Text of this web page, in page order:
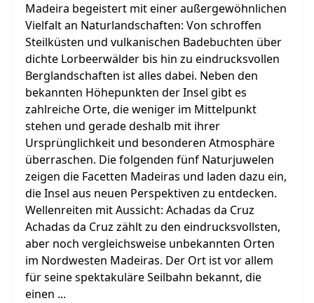
Madeira begeistert mit einer außergewöhnlichen
Vielfalt an Naturlandschaften: Von schroffen
Steilküsten und vulkanischen Badebuchten über
dichte Lorbeerwälder bis hin zu eindrucksvollen
Berglandschaften ist alles dabei. Neben den
bekannten Höhepunkten der Insel gibt es
zahlreiche Orte, die weniger im Mittelpunkt
stehen und gerade deshalb mit ihrer
Ursprünglichkeit und besonderen Atmosphäre
überraschen. Die folgenden fünf Naturjuwelen
zeigen die Facetten Madeiras und laden dazu ein,
die Insel aus neuen Perspektiven zu entdecken.
Wellenreiten mit Aussicht: Achadas da Cruz
Achadas da Cruz zählt zu den eindrucksvollsten,
aber noch vergleichsweise unbekannten Orten
im Nordwesten Madeiras. Der Ort ist vor allem
für seine spektakuläre Seilbahn bekannt, die
einen ...